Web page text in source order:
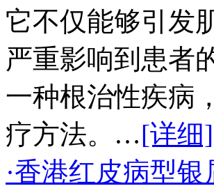
它不仅能够引发
严重影响到患者
一种根治性疾病
疗方法。…[详细]
·香港红皮病型银